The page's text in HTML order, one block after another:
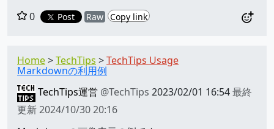
0
Post Raw Copy link
Home TechTips TechTips Usage
Markdownの利用例
TechTips運営 @TechTips 2023/02/01 16:54最終
更新2024/10/30 20:16